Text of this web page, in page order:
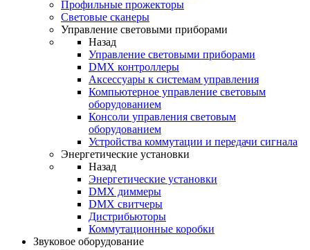
Профильные прожекторы
Световые сканеры
Управление световыми приборами
Назад
Управление световыми приборами
DMX контроллеры
Аксессуары к системам управления
Компьютерное управление световым
оборудованием
Консоли управления световым
оборудованием
Устройства коммутации и передачи сигнала
Энергетические установки
Назад
Энергетические установки
DMX диммеры
DMX свитчеры
Дистрибьюторы
Коммутационные коробки
Звуковое оборудование